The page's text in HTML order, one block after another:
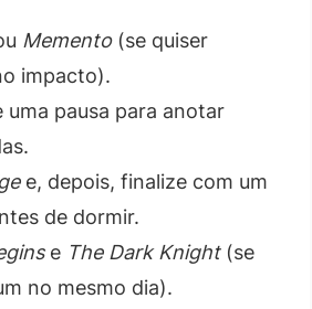
Memento(se quiser
impacto).
uma pausa para anotar
e, depois, finalize com um
de dormir.
e The Dark Knight(se
no mesmo dia).